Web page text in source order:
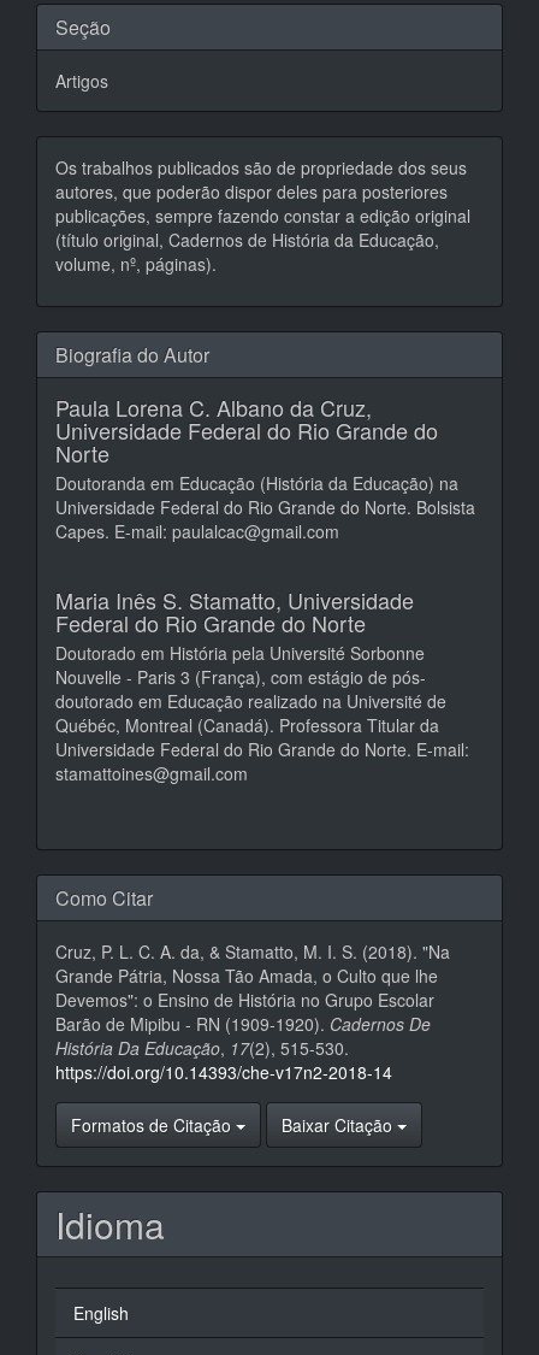
Seção
Artigos
Os trabalhos publicados são de propriedade dos seus
autores, que poderão dispor deles para posteriores
publicações, sempre fazendo constar a edição original
(título original, Cadernos de História da Educação,
volume, nº, páginas).
Biografia do Autor
Paula Lorena C. Albano da Cruz,
Universidade Federal do Rio Grande do
Norte
Doutoranda em Educação (História da Educação) na
Universidade Federal do Rio Grande do Norte. Bolsista
Capes. E-mail: paulalcac@gmail.com
Maria Inês S. Stamatto, Universidade
Federal do Rio Grande do Norte
Doutorado em História pela Université Sorbonne
Nouvelle - Paris 3 (França), com estágio de pós-
doutorado em Educação realizado na Université de
Québéc, Montreal (Canadá). Professora Titular da
Universidade Federal do Rio Grande do Norte. E-mail:
stamattoines@gmail.com
Como Citar
Cruz, P. L. C. A. da, & Stamatto, M. I. S. (2018). "Na
Grande Pátria, Nossa Tão Amada, o Culto que lhe
Devemos": o Ensino de História no Grupo Escolar
Barão de Mipibu - RN (1909-1920). Cadernos De
História Da Educação, 17(2), 515-530.
https://doi.org/10.14393/che-v17n2-2018-14
Formatos de Citação Baixar Citação
Idioma
English